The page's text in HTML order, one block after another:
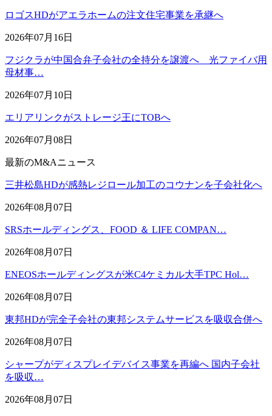
ロゴスHDがアエラホームの注文住宅事業を承継へ
2026年07月16日
フジクラが中国合弁子会社の全持分を譲渡へ 光ファイバ用
母材事…
2026年07月10日
エリアリンクがストレージ王にTOBへ
2026年07月08日
最新のM&Aニュース
三井松島HDが感熱レジロール加工のコウナンを子会社化へ
2026年08月07日
SRSホールディングス、FOOD ＆ LIFE COMPAN…
2026年08月07日
ENEOSホールディングスが米C4ケミカル大手TPC Hol…
2026年08月07日
東邦HDが完全子会社の東邦システムサービスを吸収合併へ
2026年08月07日
シャープがディスプレイデバイス事業を再編へ 国内子会社
を吸収…
2026年08月07日